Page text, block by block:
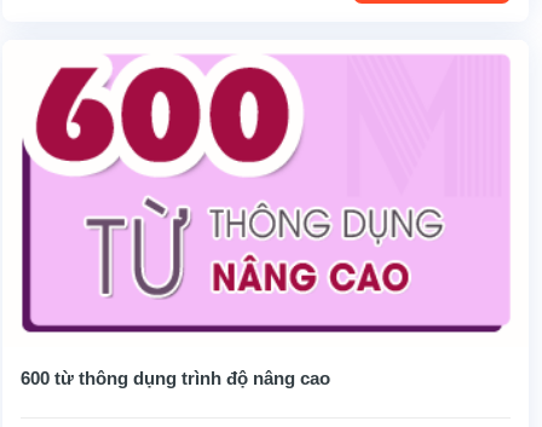
600 từ thông dụng trình độ nâng cao